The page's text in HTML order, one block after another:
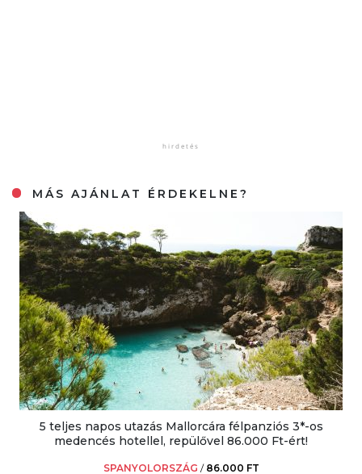
MÁS AJÁNLAT ÉRDEKELNE?
5 teljes napos utazás Mallorcára félpanziós 3*-os
medencés hotellel, repülővel 86.000 Ft-ért!
SPANYOLORSZÁG / 86.000 FT